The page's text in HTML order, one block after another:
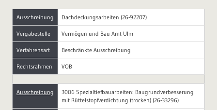
Ausschreibung Dachdeckungsarbeiten (26-92207)
Vergabestelle Vermögen und Bau Amt Ulm
Verfahrensart Beschränkte Ausschreibung
Rechtsrahmen VOB
Ausschreibung
3006 Spezialtiefbauarbeiten: Baugrundverbesserung
mit Rüttelstopfverdichtung (trocken) (26-33296)